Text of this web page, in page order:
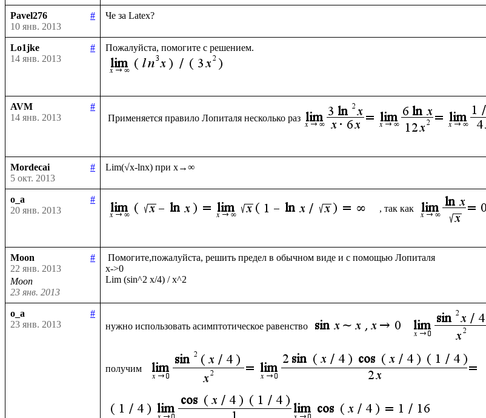
Pavel276
#
10 янв. 2013
Lo1jke
#
14 янв. 2013
AVM
#
14 янв. 2013
Применяется правило Лопиталя несколько раз
Mordecai
#
5 окт. 2013
o_a
#
20 янв. 2013
, так как
Moon
#
22 янв. 2013
Moon
23 янв. 2013
х->0
o_a
#
23 янв. 2013
нужно использовать асимптотическое равенство
получим